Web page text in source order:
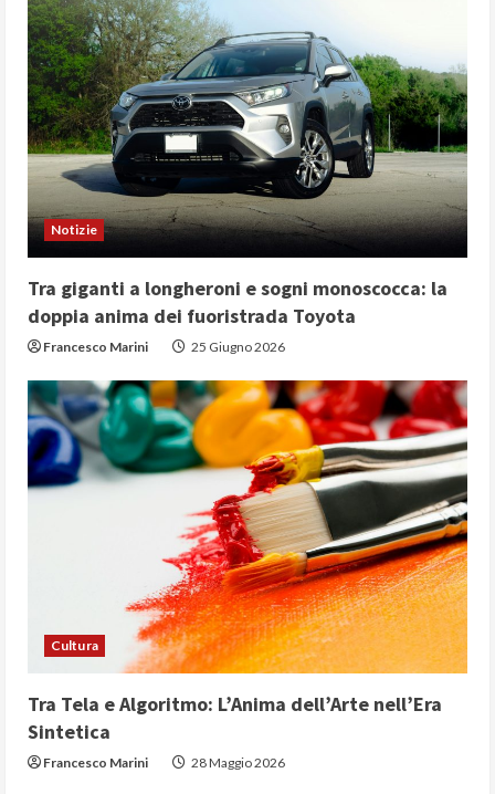
Notizie
Tra giganti a longheroni e sogni monoscocca: la
doppia anima dei fuoristrada Toyota
Francesco Marini 25 Giugno 2026
Cultura
Tra Tela e Algoritmo: L’Anima dell’Arte nell’Era
Sintetica
Francesco Marini 28 Maggio 2026